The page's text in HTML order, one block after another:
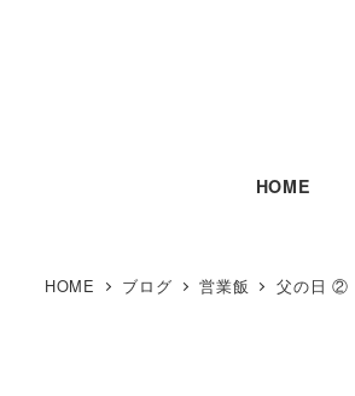
HOME
HOME ブログ 営業飯 父の日 ②